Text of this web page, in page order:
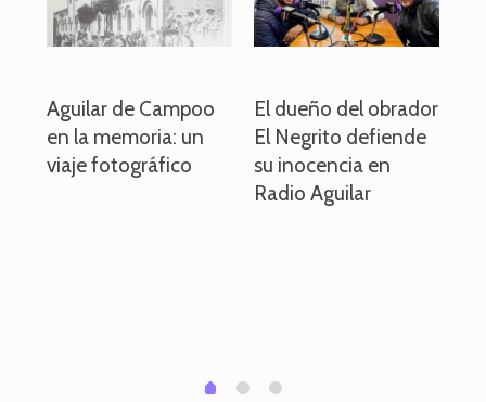
Aguilar de Campoo
en la memoria: un
viaje fotográfico
El dueño del obrador
El Negrito defiende
su inocencia en
Radio Aguilar
0 1 2